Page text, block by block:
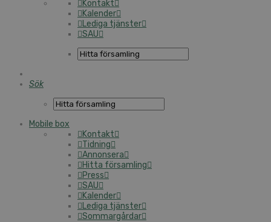
Kontakt
Kalender
Lediga tjänster
SAU
Sök
Mobile box
Kontakt
Tidning
Annonsera
Hitta församling
Press
SAU
Kalender
Lediga tjänster
Sommargårdar